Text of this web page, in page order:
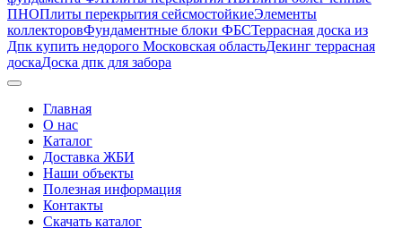
ПНОПлиты перекрытия сейсмостойкиеЭлементы
коллекторовФундаментные блоки ФБСТеррасная доска из
Дпк купить недорого Московская областьДекинг террасная
доскаДоска дпк для забора
Главная
О нас
Каталог
Доставка ЖБИ
Наши объекты
Полезная информация
Контакты
Скачать каталог